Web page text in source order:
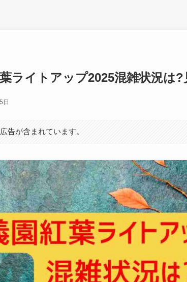
ライトアップ2025混雑状況は
日
告が含まれています。